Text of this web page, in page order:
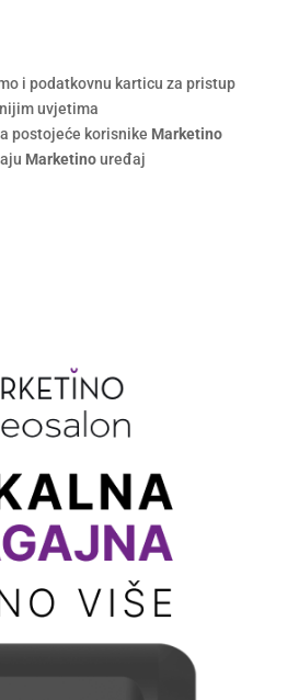
i podatkovnu karticu za pristup
uvjetima
postojeće korisnike Marketino
Marketinouređaj